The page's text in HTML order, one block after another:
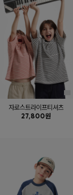
자로스트라이프티셔츠
27,800원